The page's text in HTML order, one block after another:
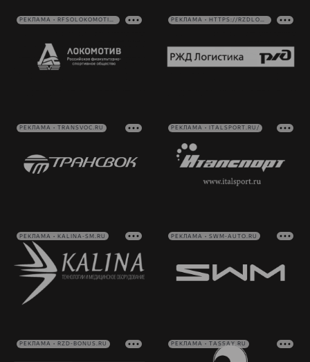
РЕКЛАМА • RFSOLOKOMOTIV.RU РЕКЛАМА • HTTPS://RZDLOG.RU/
РЕКЛАМА • TRANSVOC.RU РЕКЛАМА • ITALSPORT.RU/
РЕКЛАМА • KALINA-SM.RU РЕКЛАМА • SWM-AUTO.RU
РЕКЛАМА • RZD-BONUS.RU РЕКЛАМА • TASSAY.RU